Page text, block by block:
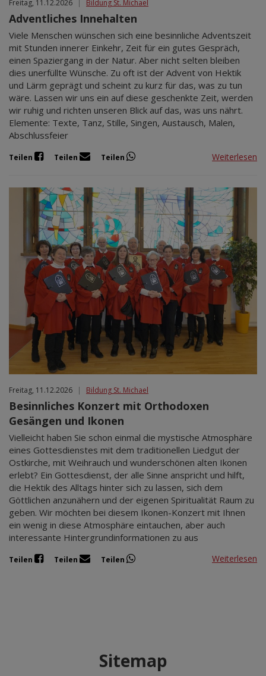
Freitag, 11.12.2026 | Bildung St. Michael
Adventliches Innehalten
Viele Menschen wünschen sich eine besinnliche Adventszeit
mit Stunden innerer Einkehr, Zeit für ein gutes Gespräch,
einen Spaziergang in der Natur. Aber nicht selten bleiben
dies unerfüllte Wünsche. Zu oft ist der Advent von Hektik
und Lärm geprägt und scheint zu kurz für das, was zu tun
wäre. Lassen wir uns ein auf diese geschenkte Zeit, werden
wir ruhig und richten unseren Blick auf das, was uns nährt.
Elemente: Texte, Tanz, Stille, Singen, Austausch, Malen,
Abschlussfeier
Teilen Teilen Teilen Weiterlesen
Freitag, 11.12.2026 | Bildung St. Michael
Besinnliches Konzert mit Orthodoxen
Gesängen und Ikonen
Vielleicht haben Sie schon einmal die mystische Atmosphäre
eines Gottesdienstes mit dem traditionellen Liedgut der
Ostkirche, mit Weihrauch und wunderschönen alten Ikonen
erlebt? Ein Gottesdienst, der alle Sinne anspricht und hilft,
die Hektik des Alltags hinter sich zu lassen, sich dem
Göttlichen anzunähern und der eigenen Spiritualität Raum zu
geben. Wir möchten bei diesem Ikonen-Konzert mit Ihnen
ein wenig in diese Atmosphäre eintauchen, aber auch
interessante Hintergrundinformationen zu aus
Teilen Teilen Teilen Weiterlesen
Sitemap